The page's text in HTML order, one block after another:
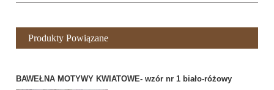
Produkty Powiązane
BAWEŁNA MOTYWY KWIATOWE- wzór nr 1 biało-różowy